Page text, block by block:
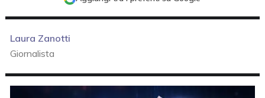
Laura Zanotti
Giornalista